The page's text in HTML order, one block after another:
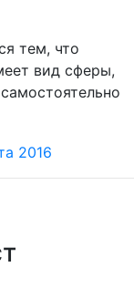
тем, что
вид сферы,